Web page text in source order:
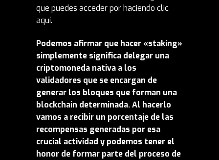
que puedes acceder porhaciendo clic
aquí.
Podemos afirmar que hacer «staking»
simplemente significa delegar una
criptomoneda nativa a los
validadores que se encargan de
generar los bloques que forman una
blockchain determinada. Al hacerlo
vamos a recibir un porcentaje de las
recompensas generadas por esa
crucial actividad y podemos tener el
honor de formar parte del proceso de